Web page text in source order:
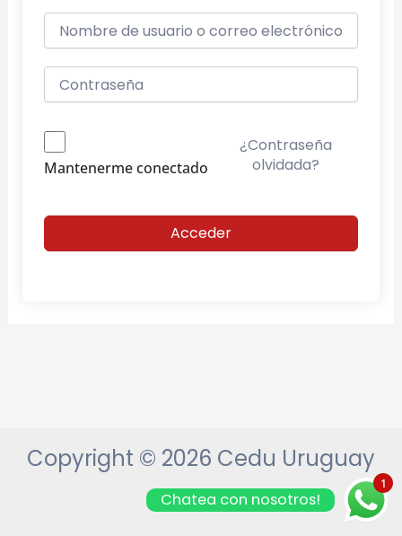
Mantenerme conectado
¿Contraseña
olvidada?
Acceder
Copyright © 2026 Cedu Uruguay
1
Chatea con nosotros!